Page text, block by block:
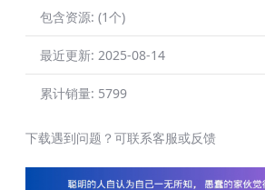
包含资源: (1个)
最近更新: 2025-08-14
累计销量: 5799
下载遇到问题？可联系客服或反馈